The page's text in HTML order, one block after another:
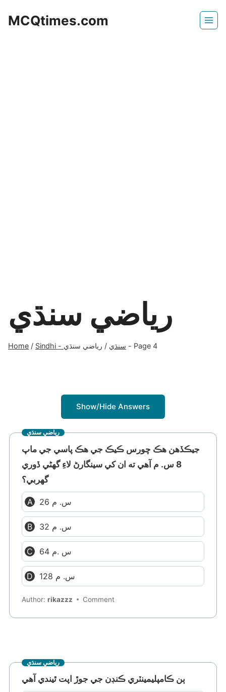
MCQtimes.com
رياضي سنڌي
Home / Sindhi - سنڌي / رياضي سنڌي - Page 4
Show/Hide Answers
رياضي سنڌي
جيڪڏهن هڪ چورس ڪيڪ جي هڪ پاسي جي ماپ
8 س. م آهي ته ان کي سينگارڻ لاءِ گهڻي ڏوري
گهربي؟
26 س. م
32 س. م
64 س .م
128 س. م
Author:rikazzz Comment
رياضي سنڌي
ٻن ڪامپليمينٽري ڪنڊن جي جوڙ اپت ٿيندي آهي